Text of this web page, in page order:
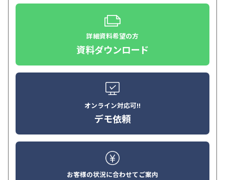
詳細資料希望の方
資料ダウンロード
オンライン対応可!!
デモ依頼
お客様の状況に合わせてご案内